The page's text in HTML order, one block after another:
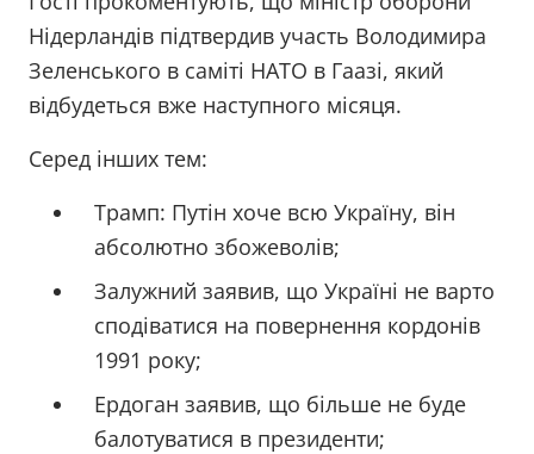
Нідерландів підтвердив участь Володимира
Зеленського в саміті НАТО в Гаазі, який
відбудеться вже наступного місяця.
Серед інших тем:
Трамп: Путін хоче всю Україну, він
абсолютно збожеволів;
Залужний заявив, що Україні не варто
сподіватися на повернення кордонів
1991 року;
Ердоган заявив, що більше не буде
балотуватися в президенти;